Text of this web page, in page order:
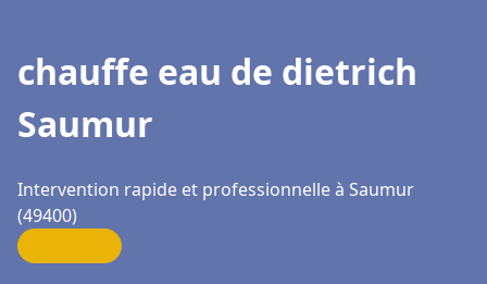
chauffe eau de dietrich
Saumur
Intervention rapide et professionnelle à Saumur
(49400)